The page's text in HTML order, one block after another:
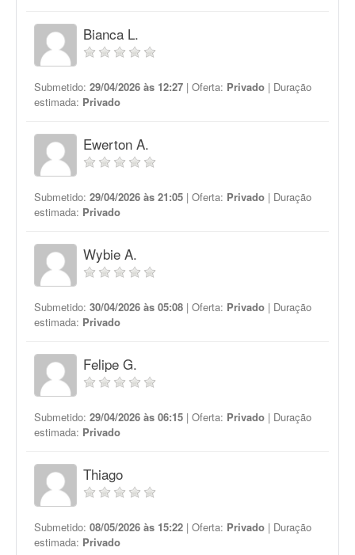
Bianca L.
Submetido: 29/04/2026 às 12:27 | Oferta: Privado | Duração
estimada: Privado
Ewerton A.
Submetido: 29/04/2026 às 21:05 | Oferta: Privado | Duração
estimada: Privado
Wybie A.
Submetido: 30/04/2026 às 05:08 | Oferta: Privado | Duração
estimada: Privado
Felipe G.
Submetido: 29/04/2026 às 06:15 | Oferta: Privado | Duração
estimada: Privado
Thiago
Submetido: 08/05/2026 às 15:22 | Oferta: Privado | Duração
estimada: Privado